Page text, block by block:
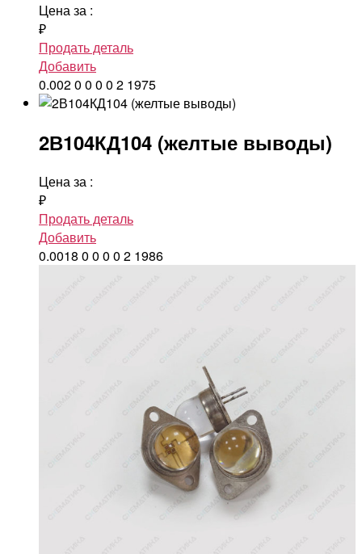
Цена за :
₽
Продать деталь
Добавить
0.0020 0 0 0 2 1975
2В104КД104 (желтые выводы)
Цена за :
₽
Продать деталь
Добавить
0.0018 0 0 0 0 2 1986